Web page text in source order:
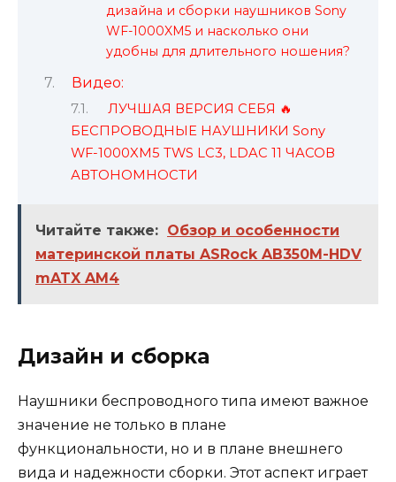
дизайна и сборки наушников Sony
WF-1000XM5 и насколько они
удобны для длительного ношения?
Видео:
ЛУЧШАЯ ВЕРСИЯ СЕБЯ 🔥
БЕСПРОВОДНЫЕ НАУШНИКИ Sony
WF-1000XM5 TWS LC3, LDAC 11 ЧАСОВ
АВТОНОМНОСТИ
Читайте также: Обзор и особенности
материнской платы ASRock AB350M-HDV
mATX AM4
Дизайн и сборка
Наушники беспроводного типа имеют важное
значение не только в плане
функциональности, но и в плане внешнего
вида и надежности сборки. Этот аспект играет